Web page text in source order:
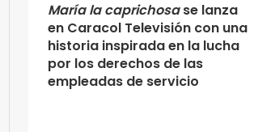
María la caprichosase lanza
en Caracol Televisión con una
historia inspirada en la lucha
por los derechos de las
empleadas de servicio